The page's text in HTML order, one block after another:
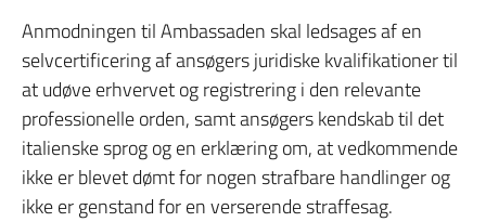
Anmodningen til Ambassaden skal ledsages af en
selvcertificering af ansøgers juridiske kvalifikationer til
at udøve erhvervet og registrering i den relevante
professionelle orden, samt ansøgers kendskab til det
italienske sprog og en erklæring om, at vedkommende
ikke er blevet dømt for nogen strafbare handlinger og
ikke er genstand for en verserende straffesag.